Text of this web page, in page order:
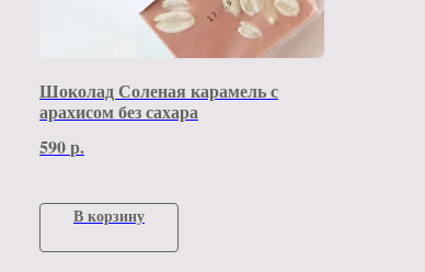
Шоколад Соленая карамель с
арахисом без сахара
590р.
В корзину